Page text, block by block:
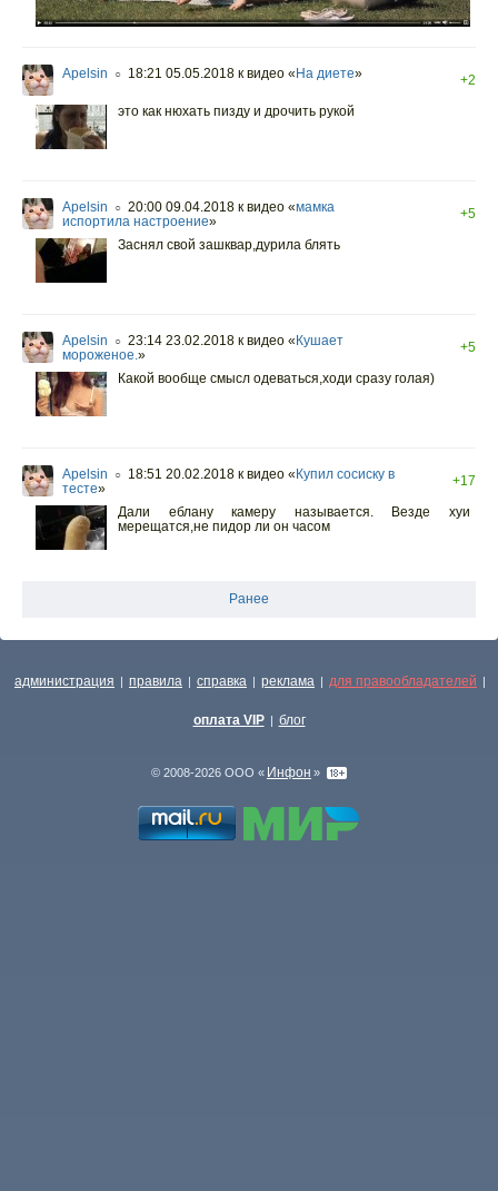
Apelsin ○ 18:21 05.05.2018 к видео « На диете»
+2
это как нюхать пизду и дрочить рукой
Apelsin ○ 20:00 09.04.2018 к видео «мамка
испортила настроение»
+5
Заснял свой зашквар,дурила блять
Apelsin ○ 23:14 23.02.2018 к видео « Кушает
мороженое.»
+5
Какой вообще смысл одеваться,ходи сразу голая)
Apelsin ○ 18:51 20.02.2018 к видео « Купил сосиску в
тесте»
+17
Дали еблану камеру называется. Везде хуи
мерещатся,не пидор ли он часом
Ранее
администрация | правила | справка | реклама | для правообладателей |
оплата VIP | блог
© 2008-2026 ООО « Инфон »